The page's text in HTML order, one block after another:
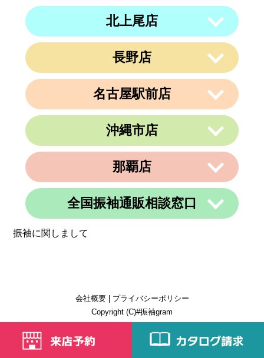
午前10時～午後19時
午前10時～午後19時
〒950-0962
025-288-5593
営業時間 午前9時～午後6時
不定休
北上尾店
〒362-0015
埼玉県上尾市緑丘3-3-11-2 PAPA上尾シ
午前10時～午後19時
長野店
〒380-0823
長野県長野市南千歳1-10-5 第一荒井ビ
026-217-6162
午前10時～午後19時
名古屋駅前店
住所
〒450-0002
愛知県名古屋市中村区名駅3丁目9番14
名古屋東アーバンビル6F
電話番号 052-990-4694
不定休
沖縄市店
〒904-0034
電話番号 080-8565-3818
定休日 不定休
那覇店
〒902-0069
電話番号 098-884-6600
全国振袖通販相談窓口
営業時間 24時間
振袖に関しまして
会社概要| プライバシーポリシー
Copyright (C)#振袖gram